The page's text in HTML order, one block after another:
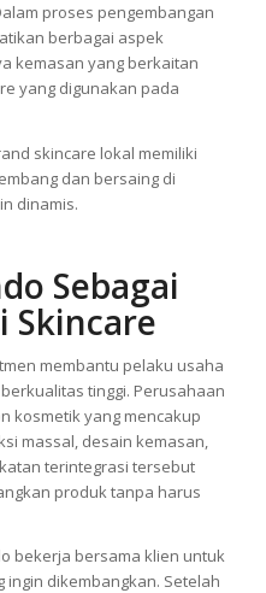
proses pengembangan
berbagai aspek
kemasan yang berkaitan
yang digunakan pada
skincare lokal memiliki
dan bersaing di
dinamis.
Sebagai
Skincare
membantu pelaku usaha
tinggi. Perusahaan
kosmetik yang mencakup
massal, desain kemasan,
terintegrasi tersebut
produk tanpa harus
bekerja bersama klien untuk
dikembangkan. Setelah